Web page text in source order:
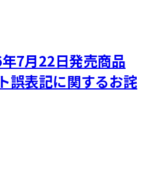
7月22日発売商品
誤表記に関するお詫